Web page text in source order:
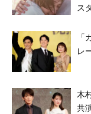
ス
レ
木
共